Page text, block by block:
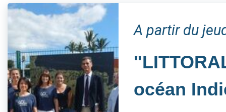
A partir du
océan